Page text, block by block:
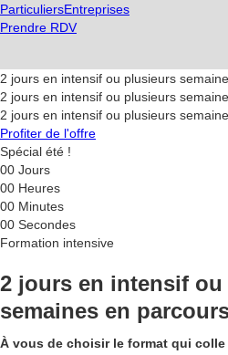
ParticuliersEntreprises
Prendre RDV
2 jours en intensif ou plusieurs
2 jours en intensif ou plusieurs
2 jours en intensif ou plusieurs
Profiter de l'offre
Spécial été !
00 Jours
00 Heures
00 Minutes
00 Secondes
Formation intensive
2 jours en intensif
semaines en
À vous de choisir le format qui